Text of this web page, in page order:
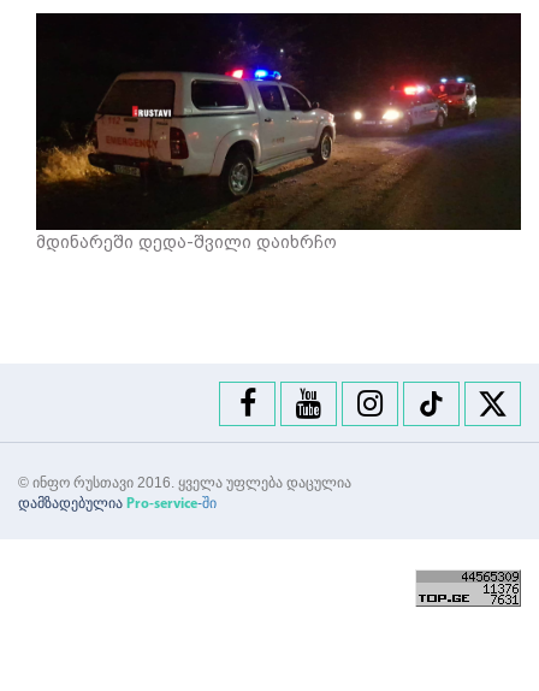
მდინარეში დედა-შვილი დაიხრჩო
© ინფო რუსთავი 2016. ყველა უფლება დაცულია
დამზადებულია Pro-service-ში